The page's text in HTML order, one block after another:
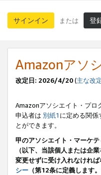
サインイン または 登
Amazonアソ
改定日: 2026/4/20(主な改
Amazonアソシエイト・プロ
申込者は 別紙1 に定める関係
とができます。
甲のアソシエイト・マーケ
（以下、当該個人または企
変更せずに受け入れなけれ
シー （第12条に定義します